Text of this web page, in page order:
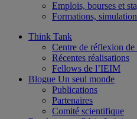
Emplois, bourses et
Formations,
Think Tank
Centre de réflexion
Récentes réalisations
Fellows de l’IEIM
Blogue Un seul monde
Publications
Partenaires
Comité scientifique